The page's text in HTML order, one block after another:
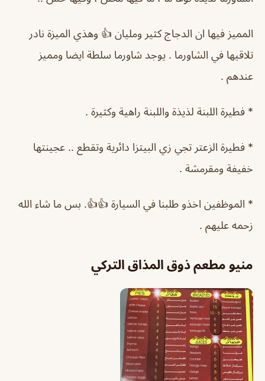
المميز فيها ان الدجاج كثير ومليان 👍 وهذي الميزة نادر
تلاقيها في الشاورما . يوجد شاورما سلطة ايضا ومميز
عندهم .
* فطيرة اللبنة لذيذة واللبنة راهية وكثيرة .
* فطيرة الزعتر تجي زي البيتزا دائرية وتقطع .. عجينتها
خفيفة ومقرمشة .
* الموظفين اخذو طلبنا في السيارة 👍👍. بس ما شاء الله
زحمه عليهم .
منيو مطعم ذوق المذاق التركي